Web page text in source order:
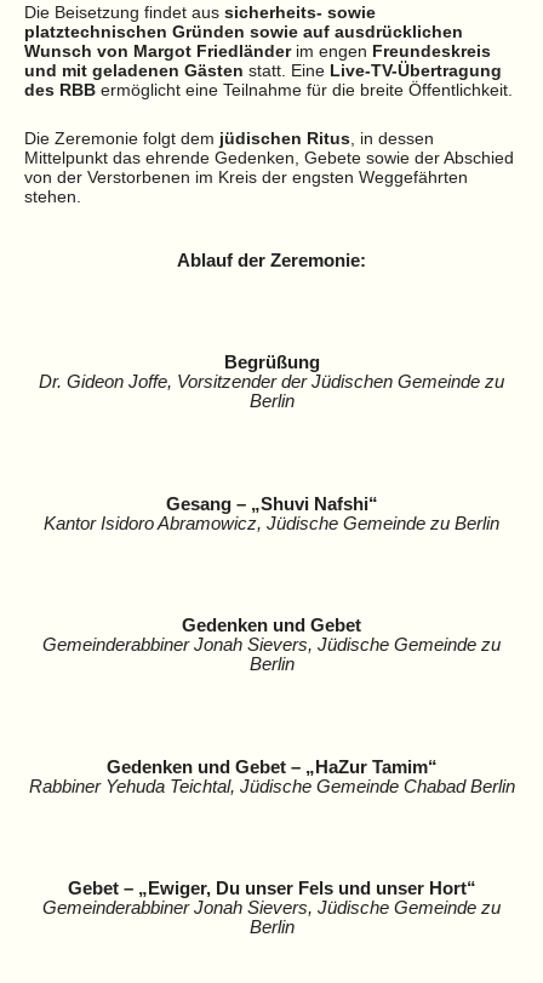
Die Beisetzung findet aus sicherheits- sowie
platztechnischen Gründen sowie auf ausdrücklichen
Wunsch von Margot Friedländerim engen Freundeskreis
und mit geladenen Gästen statt. Eine Live-TV-Übertragung
des RBB ermöglicht eine Teilnahme für die breite Öffentlichkeit.
Die Zeremonie folgt dem jüdischen Ritus , in dessen
Mittelpunkt das ehrende Gedenken, Gebete sowie der Abschied
von der Verstorbenen im Kreis der engsten Weggefährten
stehen.
Ablauf der Zeremonie:
Begrüßung
Dr. Gideon Joffe, Vorsitzender der Jüdischen Gemeinde zu
Berlin
Gesang – „Shuvi Nafshi“
Kantor Isidoro Abramowicz, Jüdische Gemeinde zu Berlin
Gedenken und Gebet
Gemeinderabbiner Jonah Sievers, Jüdische Gemeinde zu
Berlin
Gedenken und Gebet – „HaZur Tamim“
Rabbiner Yehuda Teichtal, Jüdische Gemeinde Chabad Berlin
Gebet – „Ewiger, Du unser Fels und unser Hort“
Gemeinderabbiner Jonah Sievers, Jüdische Gemeinde zu
Berlin